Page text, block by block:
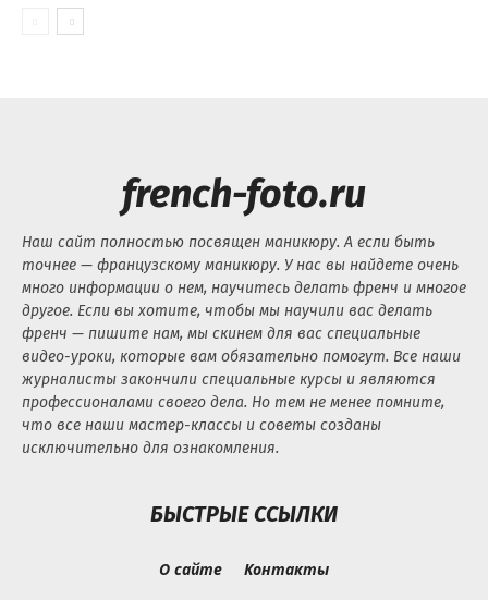
french-foto.ru
Наш сайт полностью посвящен маникюру. А если быть
точнее — французскому маникюру. У нас вы найдете очень
много информации о нем, научитесь делать френч и многое
другое. Если вы хотите, чтобы мы научили вас делать
френч — пишите нам, мы скинем для вас специальные
видео-уроки, которые вам обязательно помогут. Все наши
журналисты закончили специальные курсы и являются
профессионалами своего дела. Но тем не менее помните,
что все наши мастер-классы и советы созданы
исключительно для ознакомления.
БЫСТРЫЕ ССЫЛКИ
О сайте Контакты